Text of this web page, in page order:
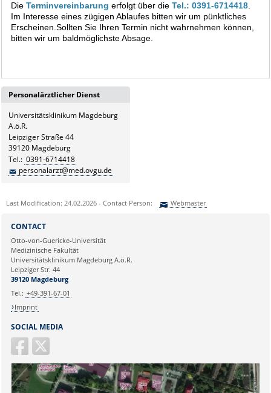
Die Terminvereinbarung erfolgt über die Tel.: 0391-6714418.
Im Interesse eines zügigen Ablaufes bitten wir um pünktliches
Erscheinen.Sollten Sie Ihren Termin nicht wahrnehmen können,
bitten wir um baldmöglichste Absage.
Personalärztlicher Dienst
Universitätsklinikum Magdeburg
A.ö.R.
Leipziger Straße 44
39120 Magdeburg
Tel.: 0391-6714418
personalarzt@med.ovgu.de
Last Modification: 24.02.2026 - Contact Person: Webmaster
Ihre E-Mailadresse:
Ihr Anliegen:
SOCIAL MEDIA
CONTACT
Otto-von-Guericke-Universität
Medizinische Fakultät
Universitätsklinikum Magdeburg A.ö.R.
Leipziger Str. 44
39120 Magdeburg
Tel.: +49-391-67-01
Imprint